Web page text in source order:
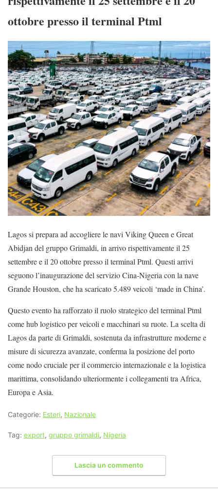
ottobre presso il terminal Ptml
Lagos si prepara ad accogliere le navi Viking Queen e Great
Abidjan del gruppo Grimaldi, in arrivo rispettivamente il 25
settembre e il 20 ottobre presso il terminal Ptml. Questi arrivi
seguono l’inaugurazione del servizio Cina-Nigeria con la nave
Grande Houston, che ha scaricato 5.489 veicoli ‘made in China’.
Questo evento ha rafforzato il ruolo strategico del terminal Ptml
come hub logistico per veicoli e macchinari su ruote. La scelta di
Lagos da parte di Grimaldi, sostenuta da infrastrutture moderne e
misure di sicurezza avanzate, conferma la posizione del porto
come nodo cruciale per il commercio internazionale e la logistica
marittima, consolidando ulteriormente i collegamenti tra Africa,
Europa e Asia.
Categorie: Esteri, Nazionale
Tag: export, gruppo grimaldi, Nigeria
Lascia un commento